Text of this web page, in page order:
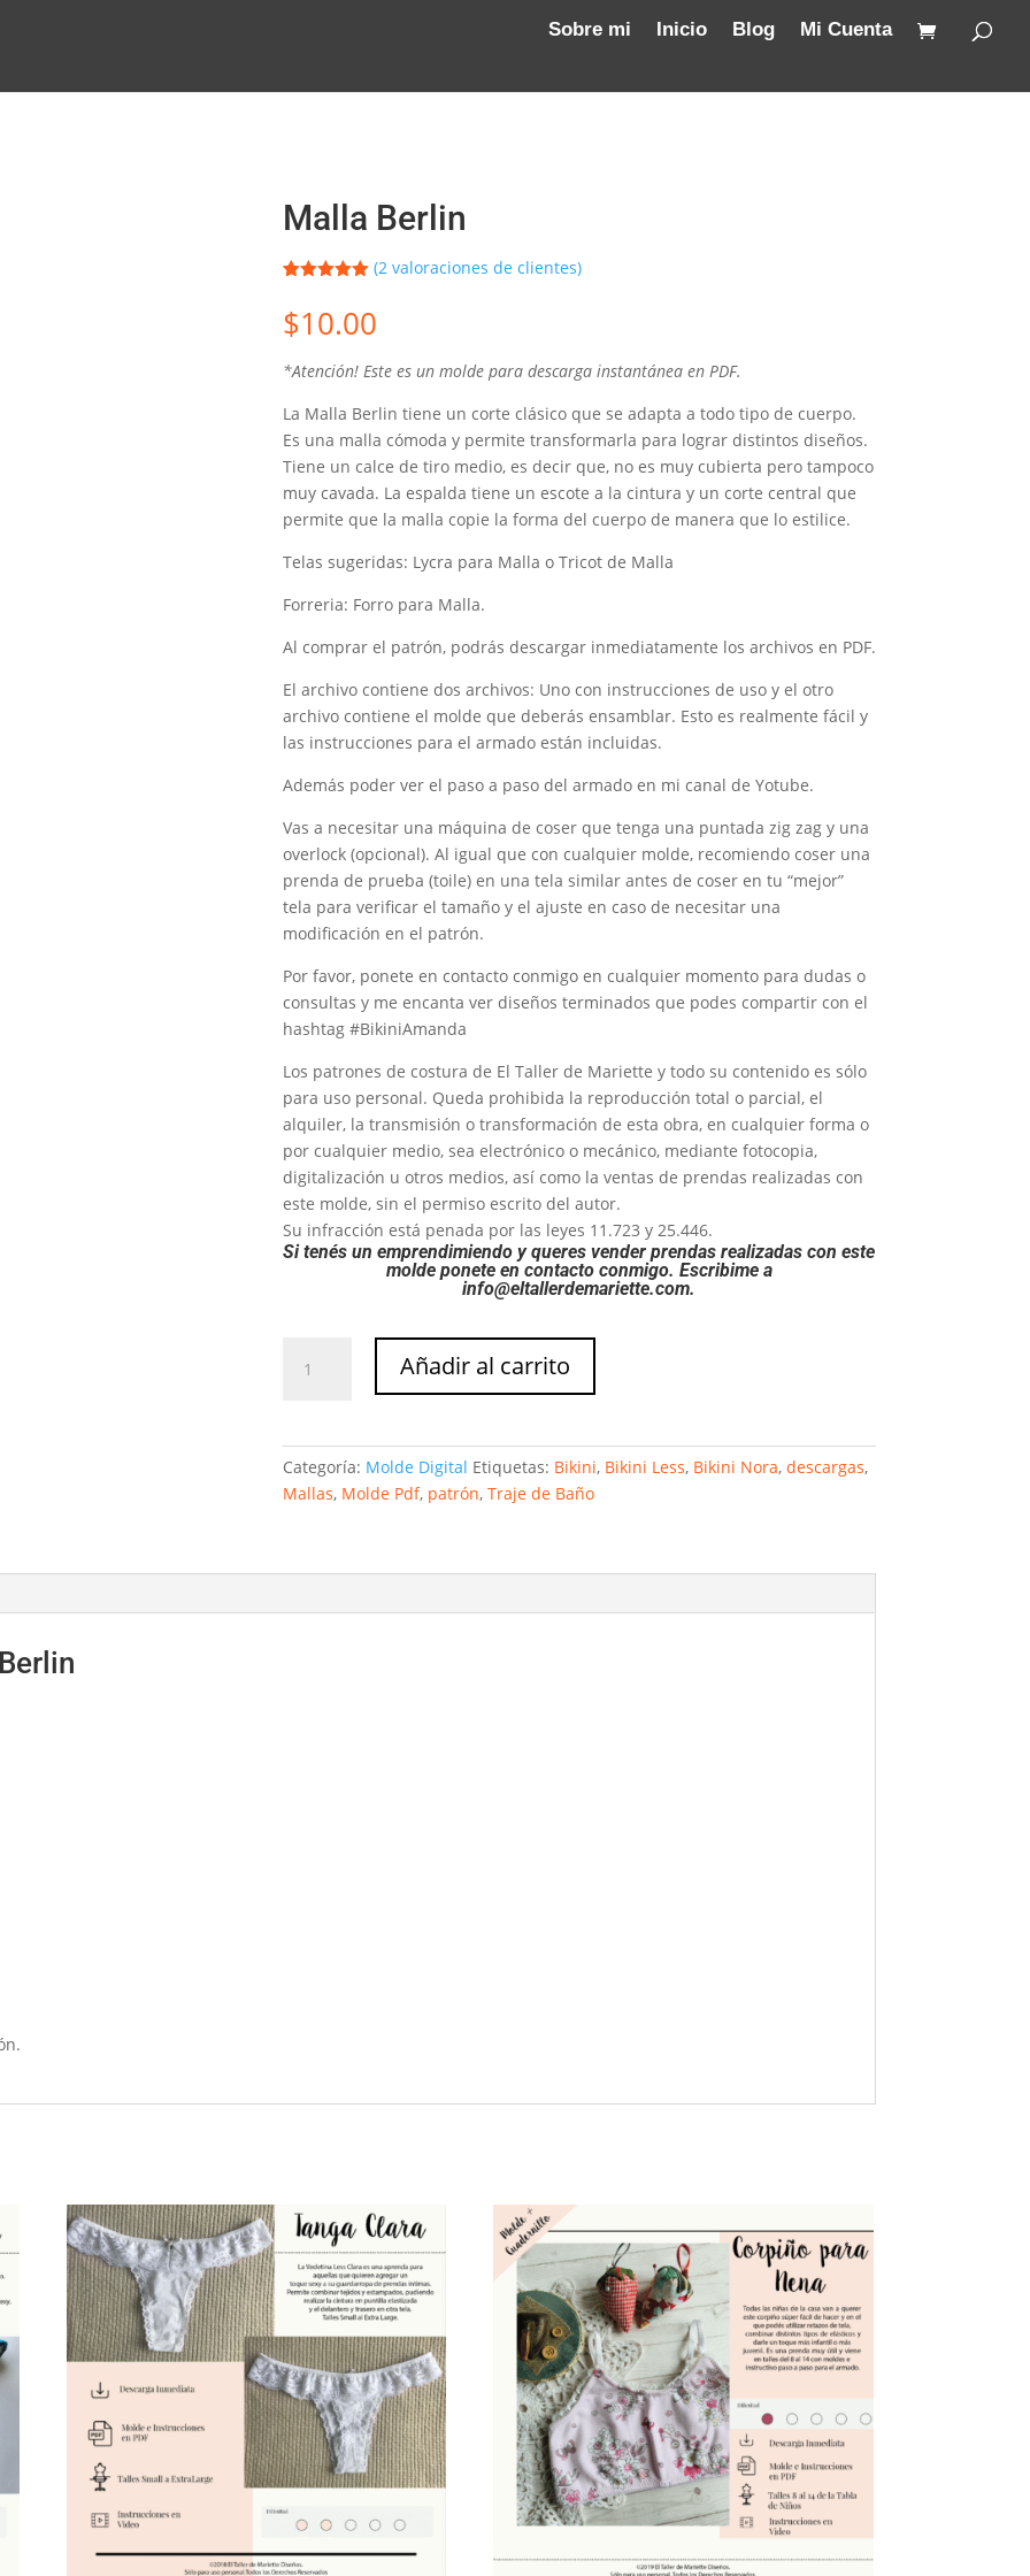
Sobre mi Inicio Blog Mi Cuenta
Malla Berlin
con
5 en base
s de
(2 valoraciones de clientes)
$10.00
*Atención! Este es un molde para descarga instantánea en PDF.
La Malla Berlin tiene un corte clásico que se adapta a todo tipo de cuerpo.
Es una malla cómoda y permite transformarla para lograr distintos diseños.
Tiene un calce de tiro medio, es decir que, no es muy cubierta pero tampoco
muy cavada. La espalda tiene un escote a la cintura y un corte central que
permite que la malla copie la forma del cuerpo de manera que lo estilice.
Telas sugeridas: Lycra para Malla o Tricot de Malla
Forreria: Forro para Malla.
Al comprar el patrón, podrás descargar inmediatamente los archivos en PDF.
El archivo contiene dos archivos: Uno con instrucciones de uso y el otro
archivo contiene el molde que deberás ensamblar. Esto es realmente fácil y
las instrucciones para el armado están incluidas.
Además poder ver el paso a paso del armado en mi canal de Yotube.
Vas a necesitar una máquina de coser que tenga una puntada zig zag y una
overlock (opcional). Al igual que con cualquier molde, recomiendo coser una
prenda de prueba (toile) en una tela similar antes de coser en tu “mejor”
tela para verificar el tamaño y el ajuste en caso de necesitar una
modificación en el patrón.
Por favor, ponete en contacto conmigo en cualquier momento para dudas o
consultas y me encanta ver diseños terminados que podes compartir con el
hashtag #BikiniAmanda
Los patrones de costura de El Taller de Mariette y todo su contenido es sólo
para uso personal. Queda prohibida la reproducción total o parcial, el
alquiler, la transmisión o transformación de esta obra, en cualquier forma o
por cualquier medio, sea electrónico o mecánico, mediante fotocopia,
digitalización u otros medios, así como la ventas de prendas realizadas con
este molde, sin el permiso escrito del autor.
Su infracción está penada por las leyes 11.723 y 25.446.
Si tenés un emprendimiendo y queres vender prendas realizadas con este
molde ponete en contacto conmigo. Escribime a
info@eltallerdemariette.com.
Berlin
Añadir al carrito
Categoría: Molde Digital Etiquetas: Bikini, Bikini Less, Bikini Nora, descargas,
Mallas, Molde Pdf, patrón, Traje de Baño